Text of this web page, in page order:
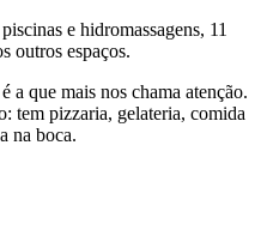
e hidromassagens, 11
outros espaços.
a que mais nos chama atenção.
tem pizzaria, gelateria, comida
na boca.